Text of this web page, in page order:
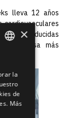
lleva 12 años
cardiovasculares
producidas
empresa más
×
la
de
Más